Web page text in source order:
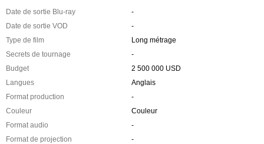
Date de sortie Blu-ray
-
Date de sortie VOD
-
Type de film
Long métrage
Secrets de tournage
-
Budget
2 500 000 USD
Langues
Anglais
Format production
-
Couleur
Couleur
Format audio
-
Format de projection
-